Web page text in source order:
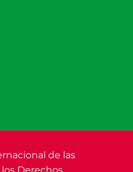
de las
Derechos